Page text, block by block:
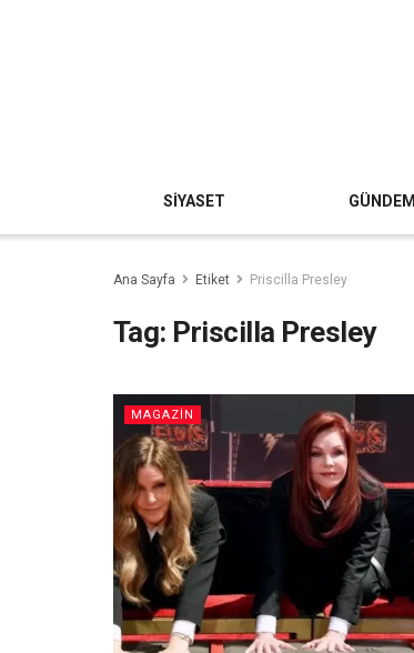
SİYASET GÜNDEM
Ana Sayfa Etiket Priscilla Presley
Tag: Priscilla Presley
MAGAZİN